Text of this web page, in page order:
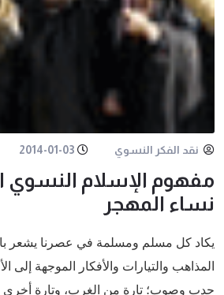
نقد الفكر النسوي 2014-01-03
مفهوم الإسلام النسوي
نساء المهجر
يكاد كل مسلم ومسلمة في عصرنا يشعر
المذاهب والتيارات والأفكار الموجهة إلى
حدب وصوب؛ تارة من الغرب، وتارة أخرى